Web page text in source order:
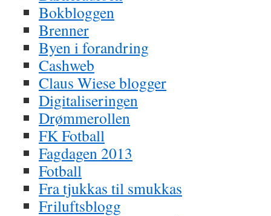
Bokbloggen
Brenner
Byen i forandring
Cashweb
Claus Wiese blogger
Digitaliseringen
Drømmerollen
FK Fotball
Fagdagen 2013
Fotball
Fra tjukkas til smukkas
Friluftsblogg